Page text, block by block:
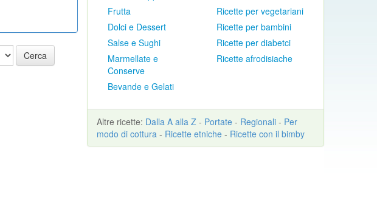
Cerca
Frutta
Dolci e Dessert
Salse e Sughi
Marmellate e
Conserve
Bevande e Gelati
Ricette per vegetariani
Ricette per bambini
Ricette per diabetci
Ricette afrodisiache
Altre ricette: Dalla A alla Z - Portate - Regionali - Per
modo di cottura - Ricette etniche - Ricette con il bimby